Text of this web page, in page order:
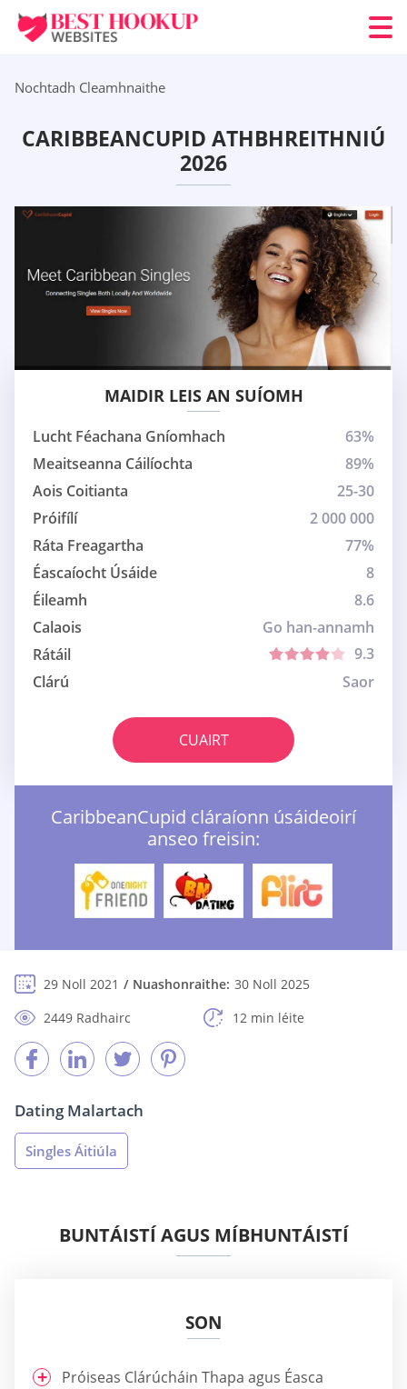
Nochtadh Cleamhnaithe
CARIBBEANCUPID ATHBHREITHNIÚ
2026
MAIDIR LEIS AN SUÍOMH
Lucht Féachana Gníomhach
63%
Meaitseanna Cáilíochta
89%
Aois Coitianta
25-30
Próifílí
2 000 000
Ráta Freagartha
77%
Éascaíocht Úsáide
8
Éileamh
8.6
Calaois
Go han-annamh
Rátáil
9.3
Clárú
Saor
CUAIRT
CaribbeanCupid cláraíonn úsáideoirí
anseo freisin:
29 Noll 2021 Nuashonraithe: 30 Noll 2025
2449 Radhairc
12 min léite
Dating Malartach
Singles Áitiúla
BUNTÁISTÍ AGUS MÍBHUNTÁISTÍ
SON
Próiseas Clárúcháin Thapa agus Éasca